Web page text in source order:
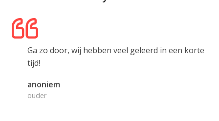
Ga zo door, wij hebben veel geleerd in een korte
tijd!
anoniem
ouder